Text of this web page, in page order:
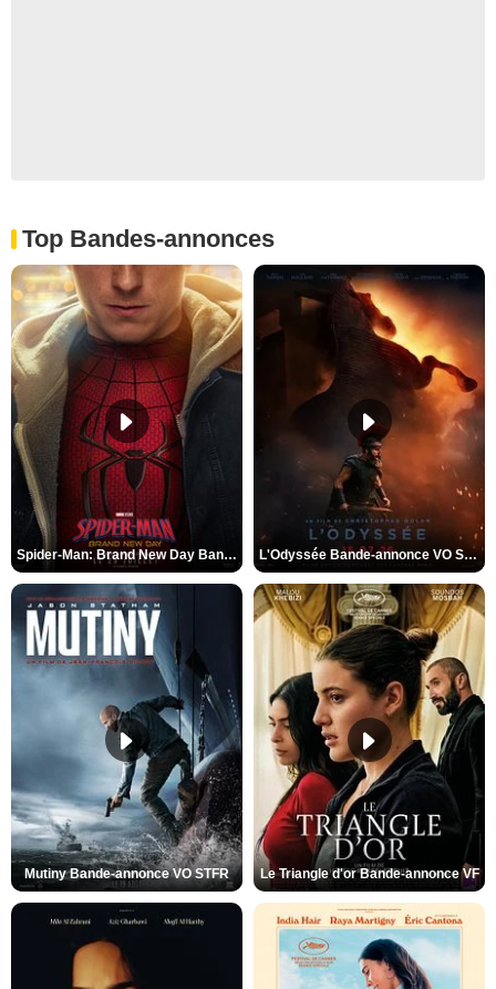
Top Bandes-annonces
Spider-Man: Brand New Day Bande-annonce VO STFR L'Odyssée Bande-annonce VO STFR
Mutiny Bande-annonce VO STFR Le Triangle d'or Bande-annonce VF